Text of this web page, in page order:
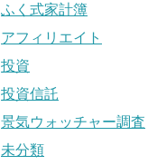
ふく式家計簿
アフィリエイト
投資
投資信託
景気ウォッチャー調査
未分類